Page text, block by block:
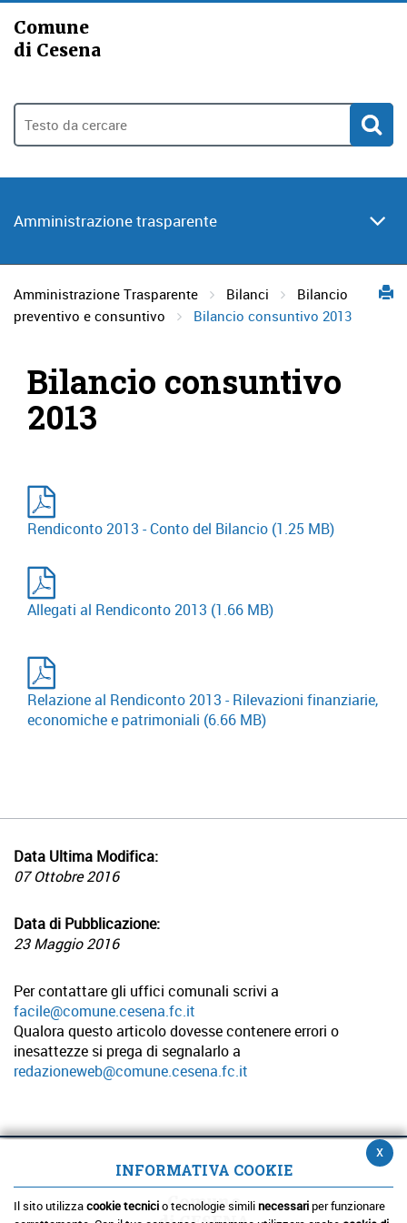
Comune
di Cesena
Amministrazione trasparente
Amministrazione Trasparente Bilanci
Bilancio
preventivo e consuntivo
Bilancio consuntivo 2013
Bilancio consuntivo
2013
Rendiconto 2013 - Conto del Bilancio (1.25 MB)
Allegati al Rendiconto 2013 (1.66 MB)
Relazione al Rendiconto 2013 - Rilevazioni finanziarie,
economiche e patrimoniali (6.66 MB)
Data Ultima Modifica:
07 Ottobre 2016
Data di Pubblicazione:
23 Maggio 2016
Per contattare gli uffici comunali scrivi a
facile@comune.cesena.fc.it
Qualora questo articolo dovesse contenere errori o
inesattezze si prega di segnalarlo a
redazioneweb@comune.cesena.fc.it
Comune
x
INFORMATIVA COOKIE
Il sito utilizzacookie tecnicio tecnologie similinecessariper funzionare